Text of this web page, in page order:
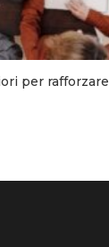
per